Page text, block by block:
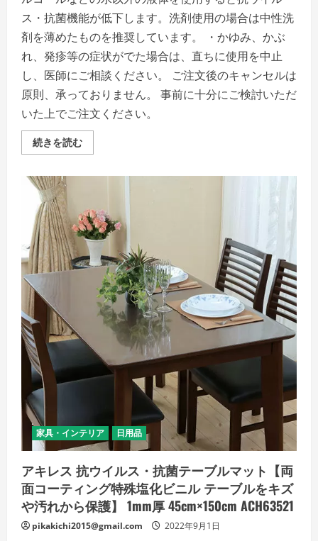
ス・抗菌機能が低下します。洗剤使用の場合は中性洗
剤を薄めたものを推奨しています。 ・かゆみ、かぶ
れ、発疹等の症状がでた場合は、直ちに使用を中止
し、医師にご相談ください。 ご注文後のキャンセルは
原則、承っておりません。 事前に十分にご検討いただ
いた上でご注文ください。
続きを読むア
キ
ル
ス・
抗
菌
テ
ー
ブ
【両
コ
ー
ィ
ン
化
ビ
ニ
テ
ー
ブ
ル
を
ズ
家具・インテリア 日用品
アキレス 抗ウイルス・抗菌テーブルマット【両
面コーティング特殊塩化ビニル テーブルをキズ
や汚れから保護】 1mm厚 45cm×150cm ACH63521
pikakichi2015@gmail.com 2022年9月1日